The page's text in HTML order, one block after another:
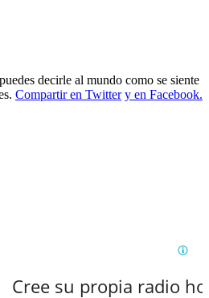
decirle al mundo como se siente
Compartir en Twitter y en Facebook.